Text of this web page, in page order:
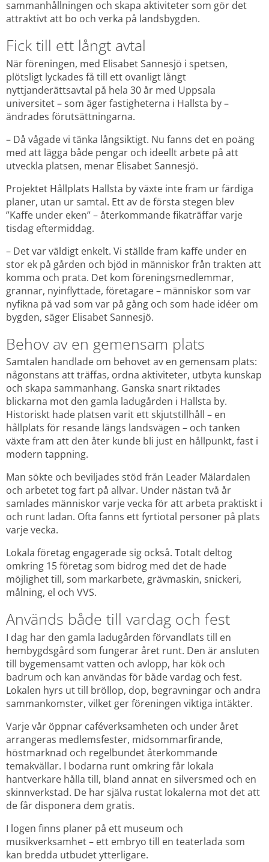
sammanhållningen och skapa aktiviteter som gör det
attraktivt att bo och verka på landsbygden.
Fick till ett långt avtal
När föreningen, med Elisabet Sannesjö i spetsen,
plötsligt lyckades få till ett ovanligt långt
nyttjanderättsavtal på hela 30 år med Uppsala
universitet – som äger fastigheterna i Hallsta by –
ändrades förutsättningarna.
– Då vågade vi tänka långsiktigt. Nu fanns det en poäng
med att lägga både pengar och ideellt arbete på att
utveckla platsen, menar Elisabet Sannesjö.
Projektet Hållplats Hallsta by växte inte fram ur färdiga
planer, utan ur samtal. Ett av de första stegen blev
”Kaffe under eken” – återkommande fikaträffar varje
tisdag eftermiddag.
– Det var väldigt enkelt. Vi ställde fram kaffe under en
stor ek på gården och bjöd in människor från trakten att
komma och prata. Det kom föreningsmedlemmar,
grannar, nyinflyttade, företagare – människor som var
nyfikna på vad som var på gång och som hade idéer om
bygden, säger Elisabet Sannesjö.
Behov av en gemensam plats
Samtalen handlade om behovet av en gemensam plats:
någonstans att träffas, ordna aktiviteter, utbyta kunskap
och skapa sammanhang. Ganska snart riktades
blickarna mot den gamla ladugården i Hallsta by.
Historiskt hade platsen varit ett skjutstillhåll – en
hållplats för resande längs landsvägen – och tanken
växte fram att den åter kunde bli just en hållpunkt, fast i
modern tappning.
Man sökte och beviljades stöd från Leader Mälardalen
och arbetet tog fart på allvar. Under nästan två år
samlades människor varje vecka för att arbeta praktiskt i
och runt ladan. Ofta fanns ett fyrtiotal personer på plats
varje vecka.
Lokala företag engagerade sig också. Totalt deltog
omkring 15 företag som bidrog med det de hade
möjlighet till, som markarbete, grävmaskin, snickeri,
målning, el och VVS.
Används både till vardag och fest
I dag har den gamla ladugården förvandlats till en
hembygdsgård som fungerar året runt. Den är ansluten
till bygemensamt vatten och avlopp, har kök och
badrum och kan användas för både vardag och fest.
Lokalen hyrs ut till bröllop, dop, begravningar och andra
sammankomster, vilket ger föreningen viktiga intäkter.
Varje vår öppnar caféverksamheten och under året
arrangeras medlemsfester, midsommarfirande,
höstmarknad och regelbundet återkommande
temakvällar. I bodarna runt omkring får lokala
hantverkare hålla till, bland annat en silversmed och en
skinnverkstad. De har själva rustat lokalerna mot det att
de får disponera dem gratis.
I logen finns planer på ett museum och
musikverksamhet – ett embryo till en teaterlada som
kan bredda utbudet ytterligare.